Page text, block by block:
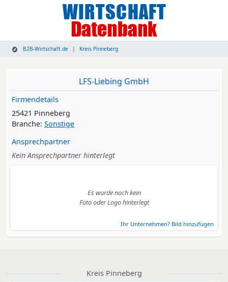
B2B-Wirtschaft.de Kreis Pinneberg
LFS-Liebing GmbH
Firmendetails
25421 Pinneberg
Branche: Sonstige
Ansprechpartner
Kein Ansprechpartner hinterlegt
Es wurde noch kein
Foto oder Logo hinterlegt
Ihr Unternehmen? Bild hinzufügen
Kreis Pinneberg